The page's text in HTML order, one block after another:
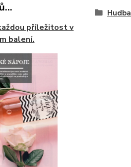
příležitost v
balení.
Hudba